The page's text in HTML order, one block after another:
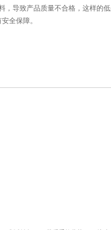
导致产品质量不合格，这样的低
全保障。